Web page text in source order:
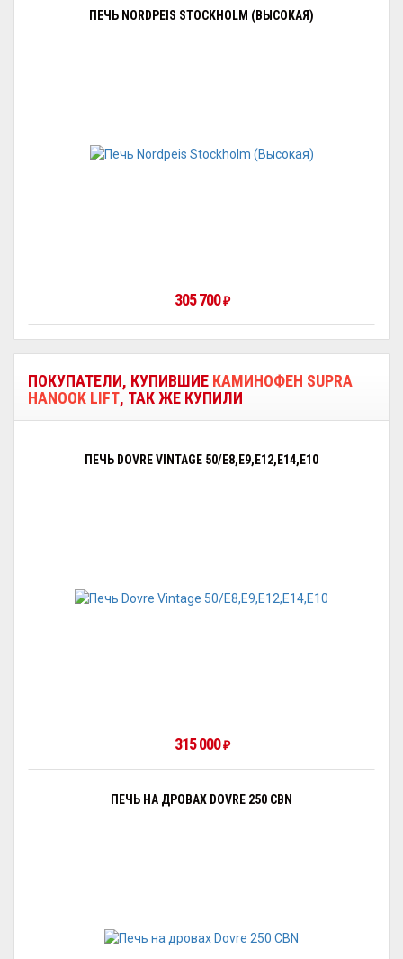
ПЕЧЬ NORDPEIS STOCKHOLM (ВЫСОКАЯ)
305 700 ₽
ПОКУПАТЕЛИ, КУПИВШИЕ КАМИНОФЕН SUPRA
HANOOK LIFT, ТАК ЖЕ КУПИЛИ
ПЕЧЬ DOVRE VINTAGE 50/E8,E9,E12,E14,E10
315 000 ₽
ПЕЧЬ НА ДРОВАХ DOVRE 250 CBN